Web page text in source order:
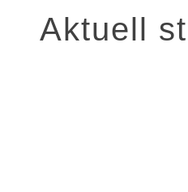
Aktuell